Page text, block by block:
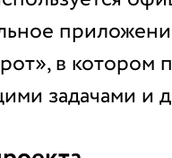
в котором
задачами и